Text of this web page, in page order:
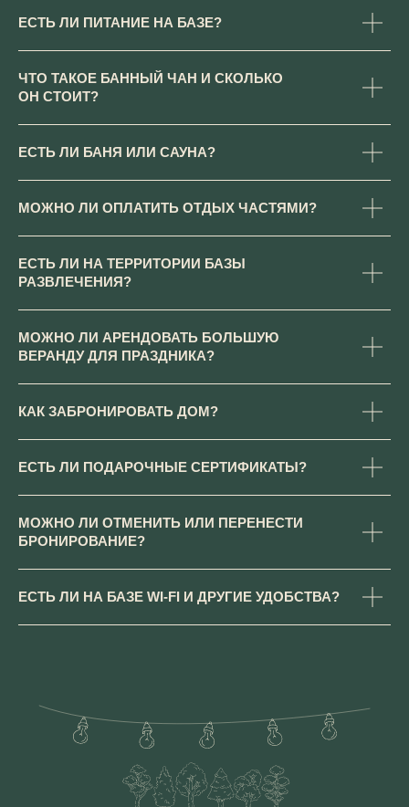
ЕСТЬ ЛИ ПИТАНИЕ НА БАЗЕ?
ЧТО ТАКОЕ БАННЫЙ ЧАН И СКОЛЬКО
ОН СТОИТ?
ЕСТЬ ЛИ БАНЯ ИЛИ САУНА?
МОЖНО ЛИ ОПЛАТИТЬ ОТДЫХ ЧАСТЯМИ?
ЕСТЬ ЛИ НА ТЕРРИТОРИИ БАЗЫ
РАЗВЛЕЧЕНИЯ?
МОЖНО ЛИ АРЕНДОВАТЬ БОЛЬШУЮ
ВЕРАНДУ ДЛЯ ПРАЗДНИКА?
КАК ЗАБРОНИРОВАТЬ ДОМ?
ЕСТЬ ЛИ ПОДАРОЧНЫЕ СЕРТИФИКАТЫ?
МОЖНО ЛИ ОТМЕНИТЬ ИЛИ ПЕРЕНЕСТИ
БРОНИРОВАНИЕ?
ЕСТЬ ЛИ НА БАЗЕ WI-FI И ДРУГИЕ УДОБСТВА?
Договор оферты
Правила проживания и бронирования
ИП Резниченко В.Ю. ИНН 502016199950
БАРСКИЕ ПОЛЯ